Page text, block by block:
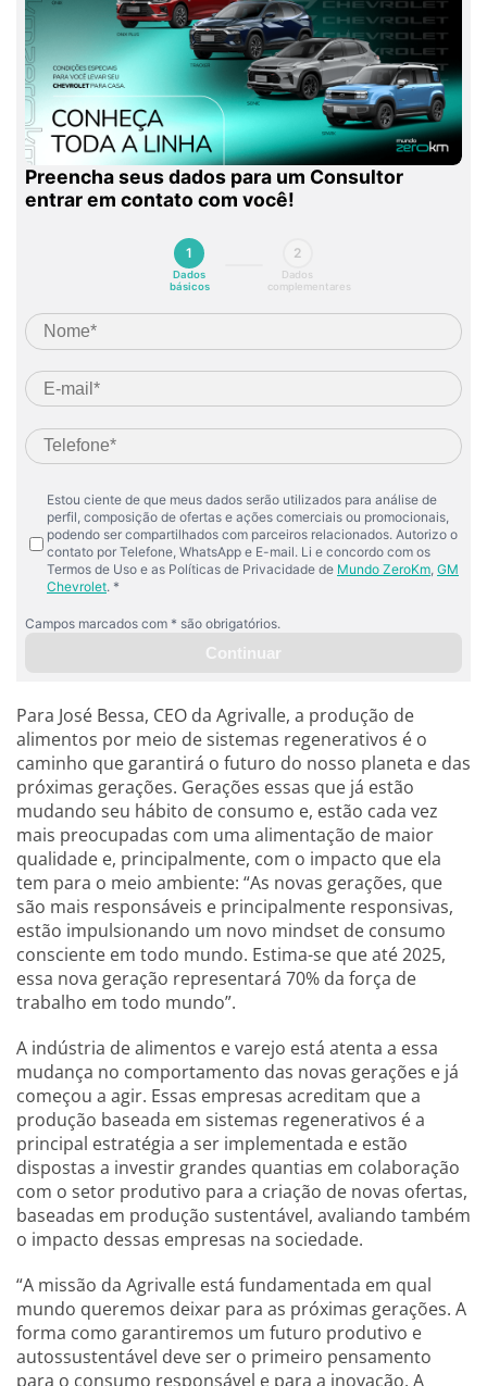
Para José Bessa, CEO da Agrivalle, a produção de
alimentos por meio de sistemas regenerativos é o
caminho que garantirá o futuro do nosso planeta e das
próximas gerações. Gerações essas que já estão
mudando seu hábito de consumo e, estão cada vez
mais preocupadas com uma alimentação de maior
qualidade e, principalmente, com o impacto que ela
tem para o meio ambiente: “As novas gerações, que
são mais responsáveis e principalmente responsivas,
estão impulsionando um novo mindset de consumo
consciente em todo mundo. Estima-se que até 2025,
essa nova geração representará 70% da força de
trabalho em todo mundo”.
A indústria de alimentos e varejo está atenta a essa
mudança no comportamento das novas gerações e já
começou a agir. Essas empresas acreditam que a
produção baseada em sistemas regenerativos é a
principal estratégia a ser implementada e estão
dispostas a investir grandes quantias em colaboração
com o setor produtivo para a criação de novas ofertas,
baseadas em produção sustentável, avaliando também
o impacto dessas empresas na sociedade.
“A missão da Agrivalle está fundamentada em qual
mundo queremos deixar para as próximas gerações. A
forma como garantiremos um futuro produtivo e
autossustentável deve ser o primeiro pensamento
para o consumo responsável e para a inovação. A